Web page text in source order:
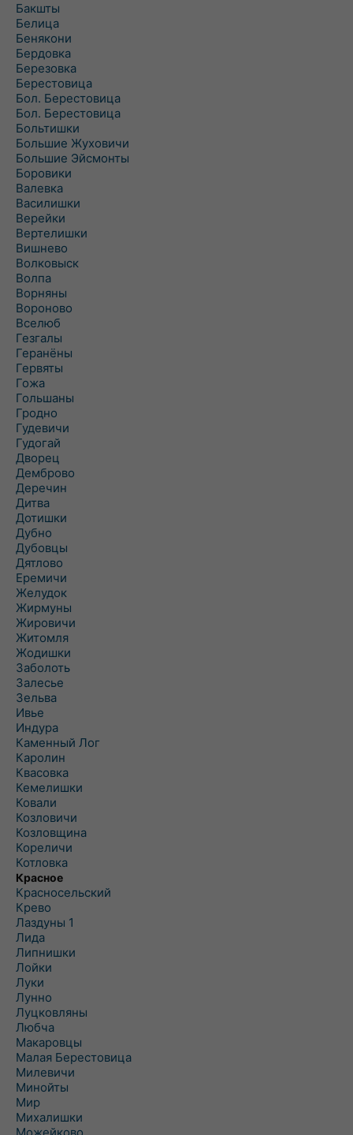
Бакшты
Белица
Бенякони
Бердовка
Березовка
Берестовица
Бол. Берестовица
Бол. Берестовица
Больтишки
Большие Жуховичи
Большие Эйсмонты
Боровики
Валевка
Василишки
Верейки
Вертелишки
Вишнево
Волковыск
Волпа
Ворняны
Вороново
Вселюб
Гезгалы
Геранёны
Гервяты
Гожа
Гольшаны
Гродно
Гудевичи
Гудогай
Дворец
Демброво
Деречин
Дитва
Дотишки
Дубно
Дубовцы
Дятлово
Еремичи
Желудок
Жирмуны
Жировичи
Житомля
Жодишки
Заболоть
Залесье
Зельва
Ивье
Индура
Каменный Лог
Каролин
Квасовка
Кемелишки
Ковали
Козловичи
Козловщина
Кореличи
Котловка
Красное
Красносельский
Крево
Лаздуны 1
Лида
Липнишки
Лойки
Луки
Лунно
Луцковляны
Любча
Макаровцы
Малая Берестовица
Милевичи
Минойты
Мир
Михалишки